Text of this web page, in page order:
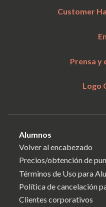
Customer
Prensa y
Logo
Alumnos
Volver al encabezado
Precios/obtención de
Términos de Uso para
Política de cancelación
Clientes corporativos